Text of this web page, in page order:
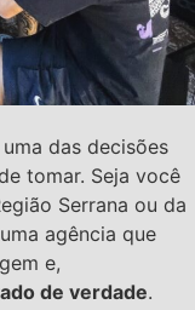
das decisões
tomar. Seja você
Serrana ou da
agência que
e,
de verdade.